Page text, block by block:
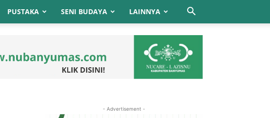
PUSTAKA SENI BUDAYA LAINNYA
- Advertisement -